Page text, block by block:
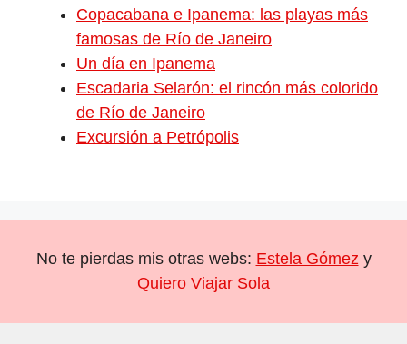
Copacabana e Ipanema: las playas más
famosas de Río de Janeiro
Un día en Ipanema
Escadaria Selarón: el rincón más colorido
de Río de Janeiro
Excursión a Petrópolis
No te pierdas mis otras webs: Estela Gómez y
Quiero Viajar Sola